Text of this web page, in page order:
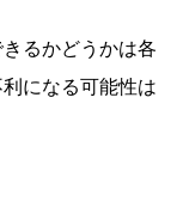
るかどうかは各
になる可能性は